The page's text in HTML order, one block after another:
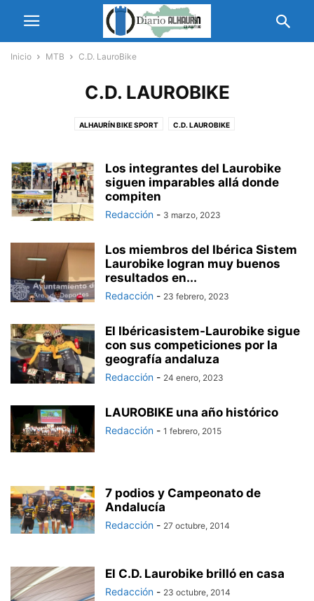
Inicio MTB C.D. LauroBike
C.D. LAUROBIKE
ALHAURÍN BIKE SPORT C.D. LAUROBIKE
Los integrantes del Laurobike
siguen imparables allá donde
compiten
Redacción - 3 marzo, 2023
Los miembros del Ibérica Sistem
Laurobike logran muy buenos
resultados en...
Redacción - 23 febrero, 2023
El Ibéricasistem-Laurobike sigue
con sus competiciones por la
geografía andaluza
Redacción - 24 enero, 2023
LAUROBIKE una año histórico
Redacción - 1 febrero, 2015
7 podios y Campeonato de
Andalucía
Redacción - 27 octubre, 2014
El C.D. Laurobike brilló en casa
Redacción - 23 octubre, 2014